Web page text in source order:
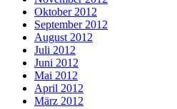
Oktober 2012
September 2012
August 2012
Juli 2012
Juni 2012
Mai 2012
April 2012
März 2012